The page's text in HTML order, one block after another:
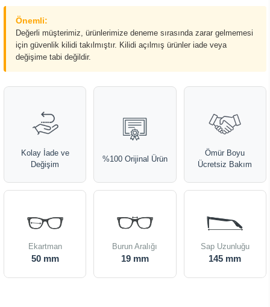
Önemli:
Değerli müşterimiz, ürünlerimize deneme sırasında zarar gelmemesi
için güvenlik kilidi takılmıştır. Kilidi açılmış ürünler iade veya
değişime tabi değildir.
Kolay İade ve
Değişim
%100 Orijinal Ürün
Ömür Boyu
Ücretsiz Bakım
Ekartman
50 mm
Burun Aralığı
19 mm
Sap Uzunluğu
145 mm